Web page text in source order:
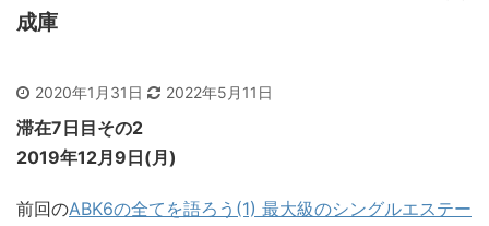
成庫
2020年1月31日 2022年5月11日
滞在7日目その2
2019年12月9日(月)
前回のABK6の全てを語ろう(1) 最大級のシングルエステー